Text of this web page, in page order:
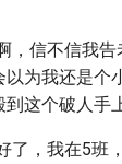
，信不信我告
为我还是个
到这个破人手
了，我在5班